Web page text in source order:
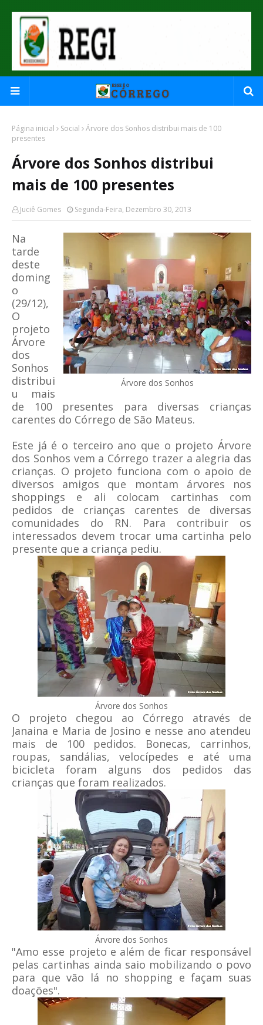
Página inicial Social
Árvore dos Sonhos distribui mais de 100
presentes
Árvore dos Sonhos distribui
mais de 100 presentes
Juciê Gomes Segunda-Feira, Dezembro 30, 2013
Árvore dos Sonhos
Na
tarde
deste
doming
o
(29/12),
O
projeto
Árvore
dos
Sonhos
distribui
u mais
de 100 presentes para diversas crianças
carentes do Córrego de São Mateus.
Este já é o terceiro ano que o projeto Árvore
dos Sonhos vem a Córrego trazer a alegria das
crianças. O projeto funciona com o apoio de
diversos amigos que montam árvores nos
shoppings e ali colocam cartinhas com
pedidos de crianças carentes de diversas
comunidades do RN. Para contribuir os
interessados devem trocar uma cartinha pelo
presente que a criança pediu.
Árvore dos Sonhos
O projeto chegou ao Córrego através de
Janaina e Maria de Josino e nesse ano atendeu
mais de 100 pedidos. Bonecas, carrinhos,
roupas, sandálias, velocípedes e até uma
bicicleta foram alguns dos pedidos das
crianças que foram realizados.
Árvore dos Sonhos
"Amo esse projeto e além de ficar responsável
pelas cartinhas ainda saio mobilizando o povo
para que vão lá no shopping e façam suas
doações".